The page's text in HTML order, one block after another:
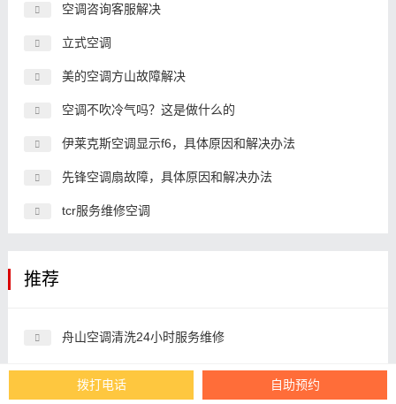
空调咨询客服解决
立式空调
美的空调方山故障解决
空调不吹冷气吗？这是做什么的
伊莱克斯空调显示f6，具体原因和解决办法
先锋空调扇故障，具体原因和解决办法
tcr服务维修空调
推荐
舟山空调清洗24小时服务维修
迅腾热水器24小时服务维修
拨打电话 自助预约